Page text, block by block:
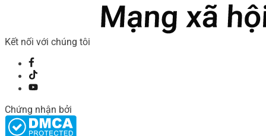
Kết nối với chúng tôi
Chứng nhận bởi